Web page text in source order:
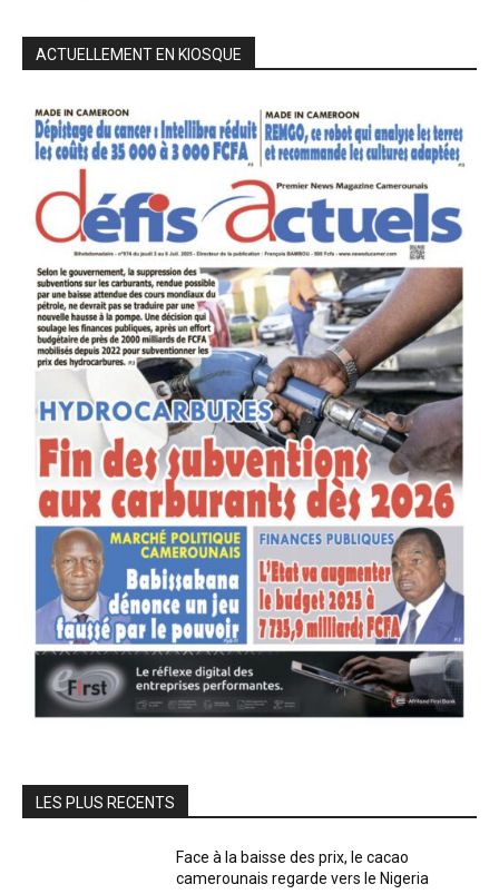
ACTUELLEMENT EN KIOSQUE
LES PLUS RECENTS
Face à la baisse des prix, le cacao
camerounais regarde vers le Nigeria